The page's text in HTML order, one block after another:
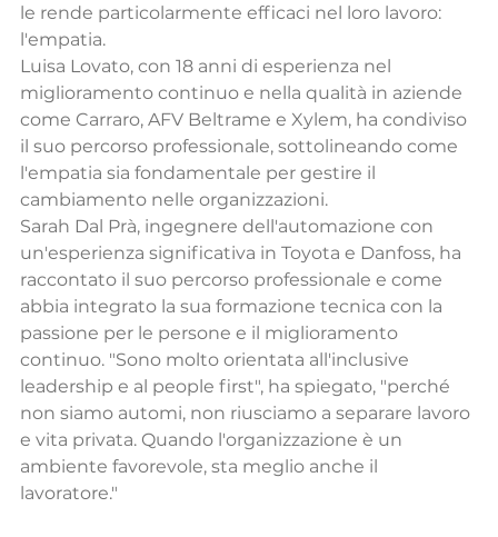
le rende particolarmente efficaci nel loro lavoro:
l'empatia.
Luisa Lovato, con 18 anni di esperienza nel
miglioramento continuo e nella qualità in aziende
come Carraro, AFV Beltrame e Xylem, ha condiviso
il suo percorso professionale, sottolineando come
l'empatia sia fondamentale per gestire il
cambiamento nelle organizzazioni.
Sarah Dal Prà, ingegnere dell'automazione con
un'esperienza significativa in Toyota e Danfoss, ha
raccontato il suo percorso professionale e come
abbia integrato la sua formazione tecnica con la
passione per le persone e il miglioramento
continuo. "Sono molto orientata all'inclusive
leadership e al people first", ha spiegato, "perché
non siamo automi, non riusciamo a separare lavoro
e vita privata. Quando l'organizzazione è un
ambiente favorevole, sta meglio anche il
lavoratore."